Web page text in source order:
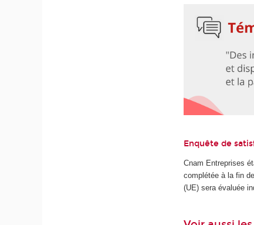
Enquête de
Cnam Entreprises
complétée à la fin
(UE) sera évaluée